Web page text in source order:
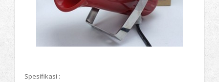
Spesifikasi :